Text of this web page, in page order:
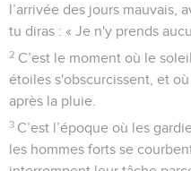
l’arrivée des jours mauvais,
tu diras : « Je n'y prends
2 C’est le moment où le
étoiles s'obscurcissent, et
après la pluie.
3 C’est l’époque où les
les hommes forts se